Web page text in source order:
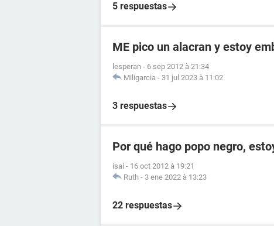
5 respuestas
ME pico un alacran y estoy
lesperan - 6 sep 2012 à 21:34
Miligarcia - 31 jul 2023 à 11:02
3 respuestas
Por qué hago popo negro,
isai - 16 oct 2012 à 19:21
Ruth - 3 ene 2022 à 13:23
22 respuestas